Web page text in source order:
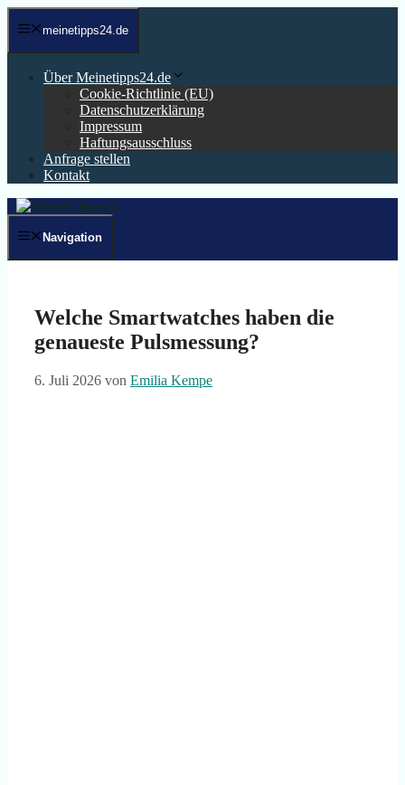
Zum
Inhalt meinetipps24.de
Über Meinetipps24.de
Cookie-Richtlinie (EU)
Datenschutzerklärung
Impressum
Haftungsausschluss
Anfrage stellen
Kontakt
Navigation
Welche Smartwatches haben die
genaueste Pulsmessung?
6. Juli 2026 von Emilia Kempe